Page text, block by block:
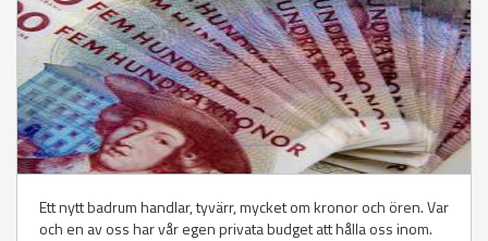
Ett nytt badrum handlar, tyvärr, mycket om kronor och ören. Var
och en av oss har vår egen privata budget att hålla oss inom.